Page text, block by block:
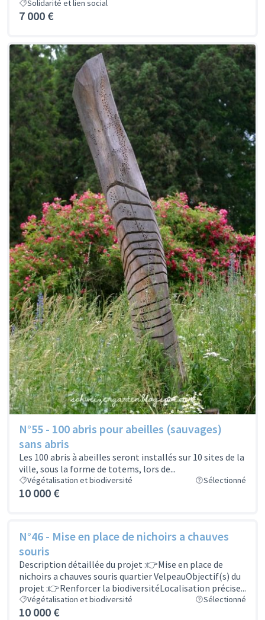
Solidarité et lien social
7 000 €
N°55 - 100 abris pour abeilles (sauvages)
sans abris
Les 100 abris à abeilles seront installés sur 10 sites de la
ville, sous la forme de totems, lors de...
Végétalisation et biodiversité Sélectionné
10 000 €
N°46 - Mise en place de nichoirs a chauves
souris
Description détaillée du projet :👉Mise en place de
nichoirs a chauves souris quartier VelpeauObjectif(s) du
projet :👉Renforcer la biodiversitéLocalisation précise...
Végétalisation et biodiversité Sélectionné
10 000 €